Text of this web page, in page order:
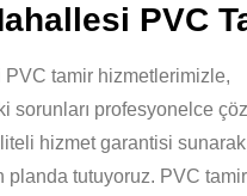
PVC
tamir hizmetlerimizle,
sorunları profesyonelce
hizmet garantisi
planda tutuyoruz. PVC tamir